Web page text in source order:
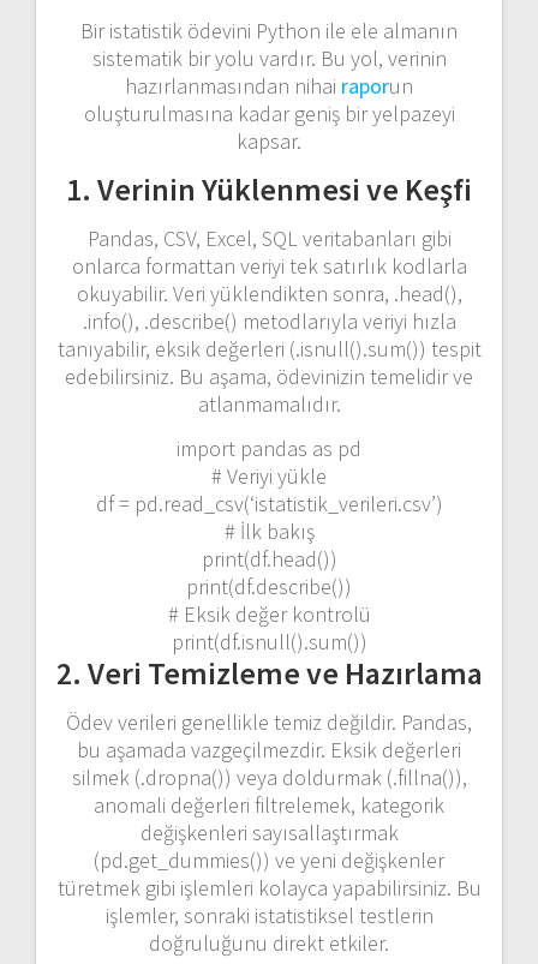
Bir istatistik ödevini Python ile ele almanın
sistematik bir yolu vardır. Bu yol, verinin
hazırlanmasından nihai raporun
oluşturulmasına kadar geniş bir yelpazeyi
kapsar.
1. Verinin Yüklenmesi ve Keşfi
Pandas, CSV, Excel, SQL veritabanları gibi
onlarca formattan veriyi tek satırlık kodlarla
okuyabilir. Veri yüklendikten sonra, .head(),
.info(), .describe() metodlarıyla veriyi hızla
tanıyabilir, eksik değerleri (.isnull().sum()) tespit
edebilirsiniz. Bu aşama, ödevinizin temelidir ve
atlanmamalıdır.
import pandas as pd
# Veriyi yükle
df = pd.read_csv(‘istatistik_verileri.csv’)
# İlk bakış
print(df.head())
print(df.describe())
# Eksik değer kontrolü
print(df.isnull().sum())
2. Veri Temizleme ve Hazırlama
Ödev verileri genellikle temiz değildir. Pandas,
bu aşamada vazgeçilmezdir. Eksik değerleri
silmek (.dropna()) veya doldurmak (.fillna()),
anomali değerleri filtrelemek, kategorik
değişkenleri sayısallaştırmak
(pd.get_dummies()) ve yeni değişkenler
türetmek gibi işlemleri kolayca yapabilirsiniz. Bu
işlemler, sonraki istatistiksel testlerin
doğruluğunu direkt etkiler.